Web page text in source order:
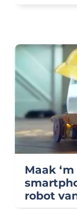
Maak
robot